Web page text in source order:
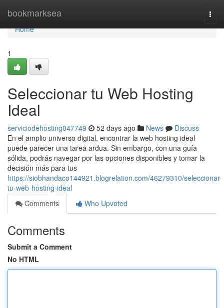
bookmarksea
Home
Home
1
Seleccionar tu Web Hosting
Ideal
serviciodehosting047749 52 days ago News
Discuss
En el amplio universo digital, encontrar la web hosting ideal
puede parecer una tarea ardua. Sin embargo, con una guía
sólida, podrás navegar por las opciones disponibles y tomar la
decisión más para tus
https://siobhandaco144921.blogrelation.com/46279310/seleccionar-
tu-web-hosting-ideal
Comments
Who Upvoted
Comments
Submit a Comment
No HTML